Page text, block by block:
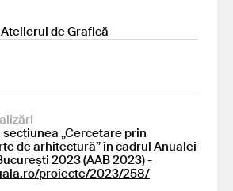
de Grafică
„Cercetare prin
de arhitectură” în cadrul Anualei
2023 (AAB 2023) -
proiecte/2023/258/